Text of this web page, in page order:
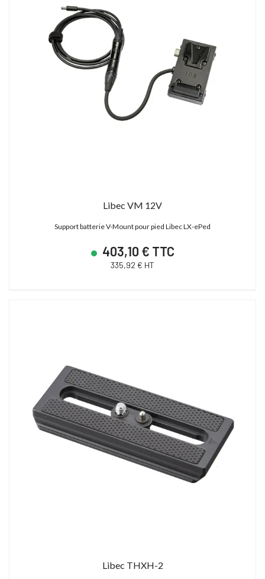
Libec VM 12V
Support batterie V-Mount pour pied Libec LX-ePed
403,10 € TTC
335,92 € HT
Libec THXH-2